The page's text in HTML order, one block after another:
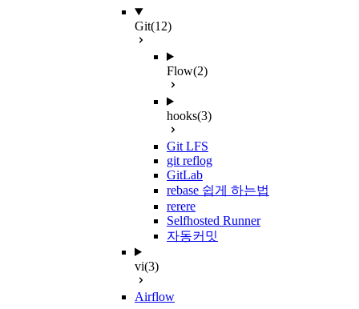
Git(12)
Flow(2)
hooks(3)
Git LFS
git reflog
GitLab
rebase 쉽게 하는법
rerere
Selfhosted Runner
자동커밋
vi(3)
Airflow